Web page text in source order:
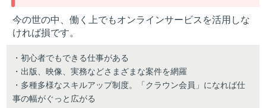
今の世の中、働く上でもオンラインサービスを活用しな
ければ損です。
・初心者でもできる仕事がある
・出版、映像、実務などさまざまな案件を網羅
・多種多様なスキルアップ制度。「クラウン会員」になれば仕
事の幅がぐっと広がる